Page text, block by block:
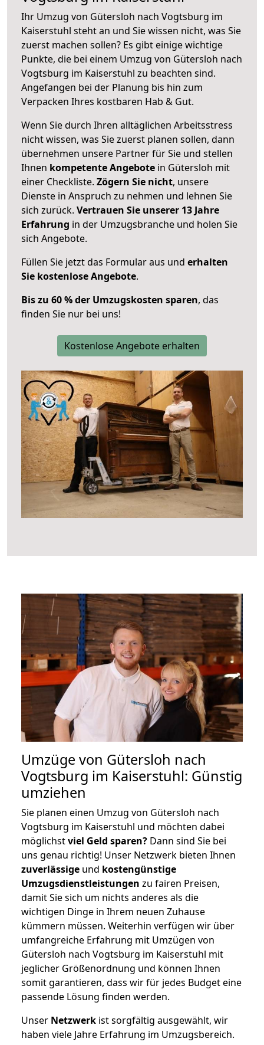
Ihr Umzug von Gütersloh nach Vogtsburg im
Kaiserstuhl steht an und Sie wissen nicht, was Sie
zuerst machen sollen? Es gibt einige wichtige
Punkte, die bei einem Umzug von Gütersloh nach
Vogtsburg im Kaiserstuhl zu beachten sind.
Angefangen bei der Planung bis hin zum
Verpacken Ihres kostbaren Hab & Gut.
Wenn Sie durch Ihren alltäglichen Arbeitsstress
nicht wissen, was Sie zuerst planen sollen, dann
übernehmen unsere Partner für Sie und stellen
Ihnen kompetente Angebote in Gütersloh mit
einer Checkliste. Zögern Sie nicht, unsere
Dienste in Anspruch zu nehmen und lehnen Sie
sich zurück. Vertrauen Sie unserer 13 Jahre
Erfahrung in der Umzugsbranche und holen Sie
sich Angebote.
Füllen Sie jetzt das Formular aus und erhalten
Sie kostenlose Angebote.
Bis zu 60 % der Umzugskosten sparen, das
finden Sie nur bei uns!
Kostenlose Angebote erhalten
Umzüge von Gütersloh nach
Vogtsburg im Kaiserstuhl: Günstig
umziehen
Sie planen einen Umzug von Gütersloh nach
Vogtsburg im Kaiserstuhl und möchten dabei
möglichstviel Geld sparen? Dann sind Sie bei
uns genau richtig! Unser Netzwerk bieten Ihnen
zuverlässige und kostengünstige
Umzugsdienstleistungen zu fairen Preisen,
damit Sie sich um nichts anderes als die
wichtigen Dinge in Ihrem neuen Zuhause
kümmern müssen. Weiterhin verfügen wir über
umfangreiche Erfahrung mit Umzügen von
Gütersloh nach Vogtsburg im Kaiserstuhl mit
jeglicher Größenordnung und können Ihnen
somit garantieren, dass wir für jedes Budget eine
passende Lösung finden werden.
Unser Netzwerk ist sorgfältig ausgewählt, wir
haben viele Jahre Erfahrung im Umzugsbereich.